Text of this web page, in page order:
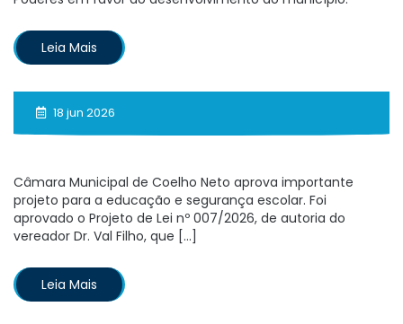
Leia Mais
18 jun 2026
Câmara Municipal de Coelho Neto aprova importante
projeto para a educação e segurança escolar. Foi
aprovado o Projeto de Lei nº 007/2026, de autoria do
vereador Dr. Val Filho, que […]
Leia Mais